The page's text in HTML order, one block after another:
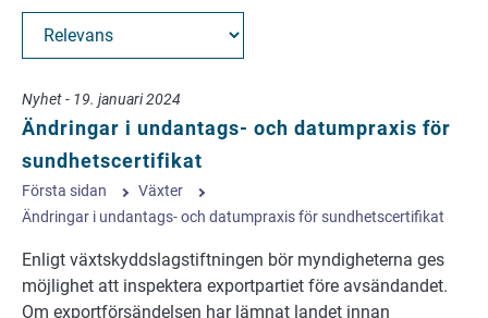
Nyhet - 19. januari 2024
Ändringar i undantags- och datumpraxis för
sundhetscertifikat
Första sidan
Växter
Ändringar i undantags- och datumpraxis för sundhetscertifikat
Enligt växtskyddslagstiftningen bör myndigheterna ges
möjlighet att inspektera exportpartiet före avsändandet.
Om exportförsändelsen har lämnat landet innan